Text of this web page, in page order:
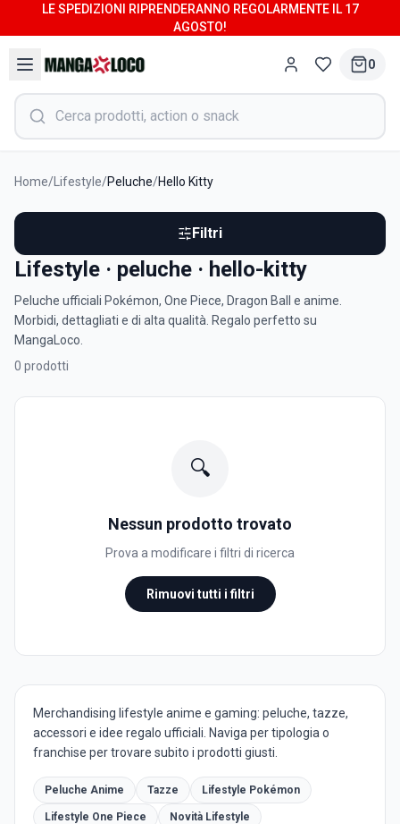
LE SPEDIZIONI RIPRENDERANNO REGOLARMENTE IL 17
AGOSTO!
0
Home/ Lifestyle/Peluche/Hello Kitty
Filtri
Lifestyle · peluche · hello-kitty
Peluche ufficiali Pokémon, One Piece, Dragon Ball e anime.
Morbidi, dettagliati e di alta qualità. Regalo perfetto su
MangaLoco.
0 prodotti
🔍
Nessun prodotto trovato
Prova a modificare i filtri di ricerca
Rimuovi tutti i filtri
Merchandising lifestyle anime e gaming: peluche, tazze,
accessori e idee regalo ufficiali. Naviga per tipologia o
franchise per trovare subito i prodotti giusti.
Peluche Anime Tazze Lifestyle Pokémon
Lifestyle One Piece Novità Lifestyle